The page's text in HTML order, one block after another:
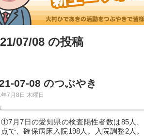
07/08 の投稿
07-08 のつぶやき
7月8日 木曜日
①7月7日の愛知県の検査陽性者数は85人
点で、確保病床入院198人。入院調整2人